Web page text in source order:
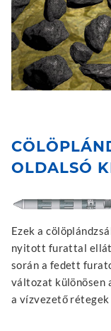
OLDALSÓ
Ezek a
nyitott furattal
során a fedett
változat különösen
a vízvezető